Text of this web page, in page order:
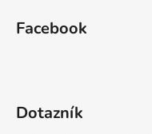
Facebook
Dotazník